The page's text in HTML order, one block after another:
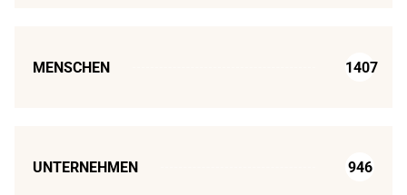
MENSCHEN 1407
UNTERNEHMEN 946